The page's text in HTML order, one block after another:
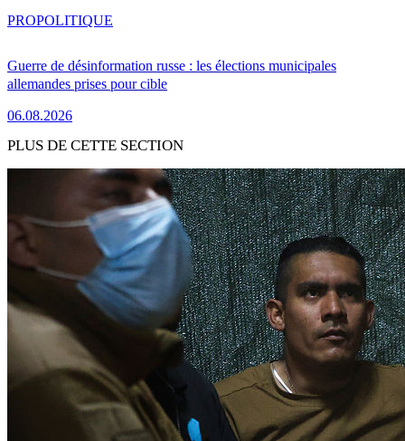
Guerre de désinformation russe : les élections municipales
allemandes prises pour cible
06.08.2026
PROPOLITIQUE
PLUS DE CETTE SECTION